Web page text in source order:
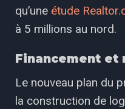
qu’une étude
à 5 millions au nord.
Financement et
Le nouveau plan du
la construction de